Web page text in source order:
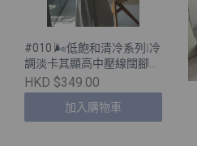
#010 🌬️低飽和清冷系列❕冷
調淡卡其顯高中壓線闊腳牛
仔褲🤍
HKD $349.00
加入購物車